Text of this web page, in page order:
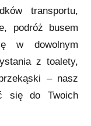
transportu,
podróż busem
w dowolnym
z toalety,
– nasz
się do Twoich